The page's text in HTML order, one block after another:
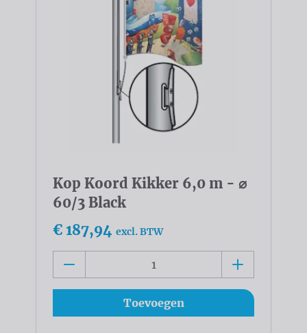
Kop Koord Kikker 6,0 m - ⌀
60/3 Black
€ 187,94 excl. BTW
Toevoegen